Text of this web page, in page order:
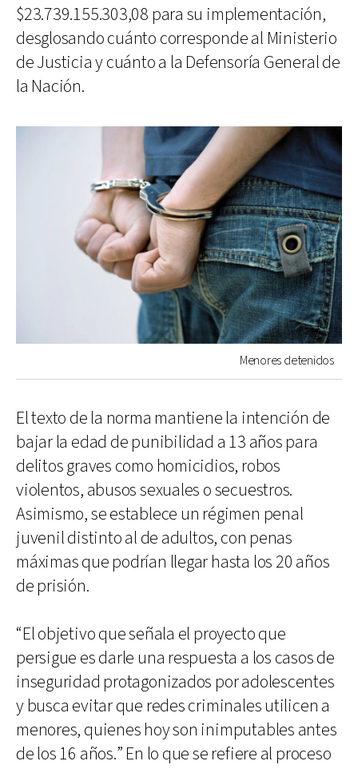
$23.739.155.303,08 para su implementación,
desglosando cuánto corresponde al Ministerio
de Justicia y cuánto a la Defensoría General de
la Nación.
Menores detenidos
El texto de la norma mantiene la intención de
bajar la edad de punibilidad a 13 años para
delitos graves como homicidios, robos
violentos, abusos sexuales o secuestros.
Asimismo, se establece un régimen penal
juvenil distinto al de adultos, con penas
máximas que podrían llegar hasta los 20 años
de prisión.
“El objetivo que señala el proyecto que
persigue es darle una respuesta a los casos de
inseguridad protagonizados por adolescentes
y busca evitar que redes criminales utilicen a
menores, quienes hoy son inimputables antes
de los 16 años.” En lo que se refiere al proceso